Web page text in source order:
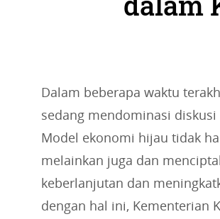
Dalam beberapa waktu
sedang mendominasi
Model ekonomi hijau tidak
melainkan juga dan
keberlanjutan dan
dengan hal ini, Kementerian